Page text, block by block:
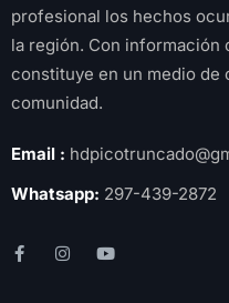
profesional los hechos
la región. Con información
constituye en un medio de
comunidad.
Email :
Whatsapp: 297-439-2872